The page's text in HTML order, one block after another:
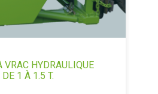
VRAC HYDRAULIQUE
1 À 1.5 T.